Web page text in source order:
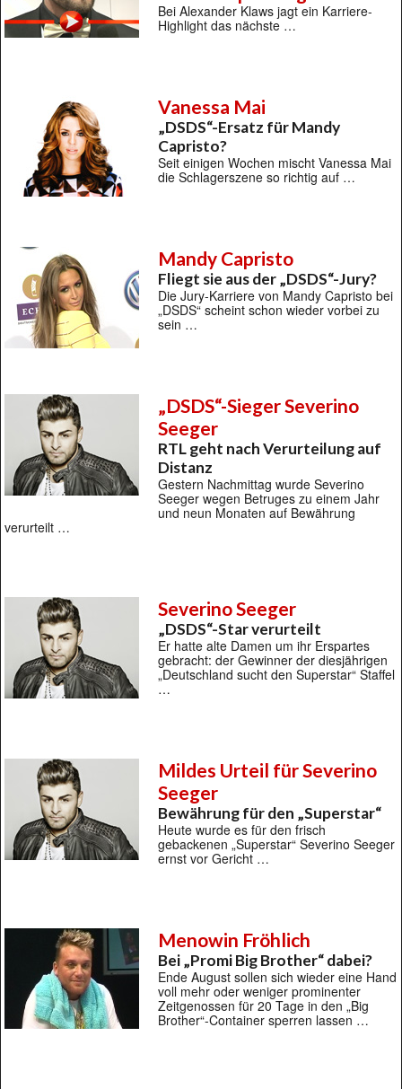
Bei Alexander Klaws jagt ein Karriere-
Highlight das nächste …
Vanessa Mai
„DSDS“-Ersatz für Mandy
Capristo?
Seit einigen Wochen mischt Vanessa Mai
die Schlagerszene so richtig auf …
Mandy Capristo
Fliegt sie aus der „DSDS“-Jury?
Die Jury-Karriere von Mandy Capristo bei
„DSDS“ scheint schon wieder vorbei zu
sein …
„DSDS“-Sieger Severino
Seeger
RTL geht nach Verurteilung auf
Distanz
Gestern Nachmittag wurde Severino
Seeger wegen Betruges zu einem Jahr
und neun Monaten auf Bewährung
verurteilt …
Severino Seeger
„DSDS“-Star verurteilt
Er hatte alte Damen um ihr Erspartes
gebracht: der Gewinner der diesjährigen
„Deutschland sucht den Superstar“ Staffel
…
Mildes Urteil für Severino
Seeger
Bewährung für den „Superstar“
Heute wurde es für den frisch
gebackenen „Superstar“ Severino Seeger
ernst vor Gericht …
Menowin Fröhlich
Bei „Promi Big Brother“ dabei?
Ende August sollen sich wieder eine Hand
voll mehr oder weniger prominenter
Zeitgenossen für 20 Tage in den „Big
Brother“-Container sperren lassen …